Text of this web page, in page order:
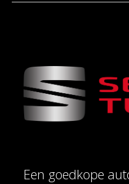
Een goedkope